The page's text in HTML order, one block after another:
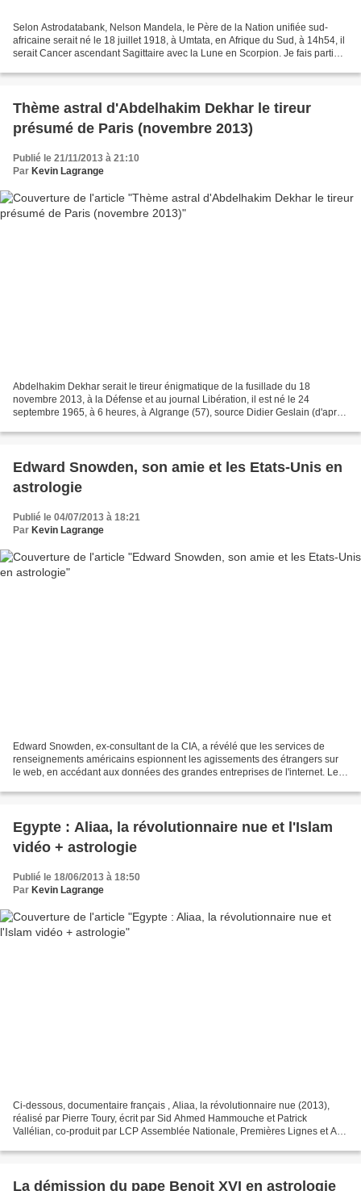
Selon Astrodatabank, Nelson Mandela, le Père de la Nation unifiée sud-
africaine serait né le 18 juillet 1918, à Umtata, en Afrique du Sud, à 14h54, il
serait Cancer ascendant Sagittaire avec la Lune en Scorpion. Je fais partie
Thème astral d'Abdelhakim Dekhar le tireur
présumé de Paris (novembre 2013)
Publié le 21/11/2013 à 21:10
Par Kevin Lagrange
Abdelhakim Dekhar serait le tireur énigmatique de la fusillade du 18
novembre 2013, à la Défense et au journal Libération, il est né le 24
septembre 1965, à 6 heures, à Algrange (57), source Didier Geslain (d'après
Edward Snowden, son amie et les Etats-Unis en
astrologie
Publié le 04/07/2013 à 18:21
Par Kevin Lagrange
Edward Snowden, ex-consultant de la CIA, a révélé que les services de
renseignements américains espionnent les agissements des étrangers sur
le web, en accédant aux données des grandes entreprises de l'internet. Le
Egypte : Aliaa, la révolutionnaire nue et l'Islam
vidéo + astrologie
Publié le 18/06/2013 à 18:50
Par Kevin Lagrange
Ci-dessous, documentaire français , Aliaa, la révolutionnaire nue (2013),
réalisé par Pierre Toury, écrit par Sid Ahmed Hammouche et Patrick
Vallélian, co-produit par LCP Assemblée Nationale, Premières Lignes et Arte
La démission du pape Benoit XVI en astrologie